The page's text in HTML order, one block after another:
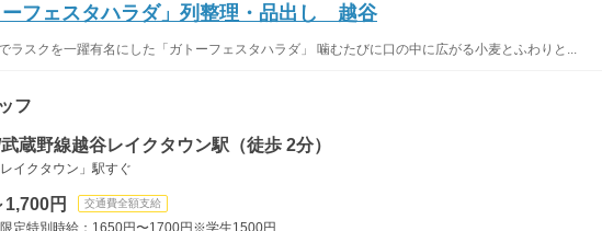
ーフェスタハラダ」列整理・品出し 越谷
ラスクを一躍有名にした「ガトーフェスタハラダ」 噛むたびに口の中に広がる小麦とふわりと...
フ
蔵野線越谷レイクタウン駅（徒歩 2分）
イクタウン」駅すぐ
円 交通費全額支給
限定特別時給：1650円〜1700円※学生1500円